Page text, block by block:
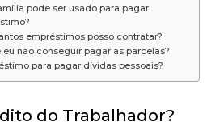
pode ser usado para pagar
empréstimos posso contratar?
não conseguir pagar as parcelas?
para pagar dívidas pessoais?
do Trabalhador?